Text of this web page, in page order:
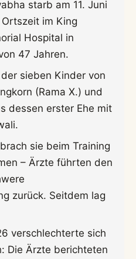
starb am 11. Juni
im King
Hospital in
47 Jahren.
sieben Kinder von
(Rama X.) und
dessen erster Ehe mit
sie beim Training
– Ärzte führten den
zurück. Seitdem lag
verschlechterte sich
Die Ärzte berichteten